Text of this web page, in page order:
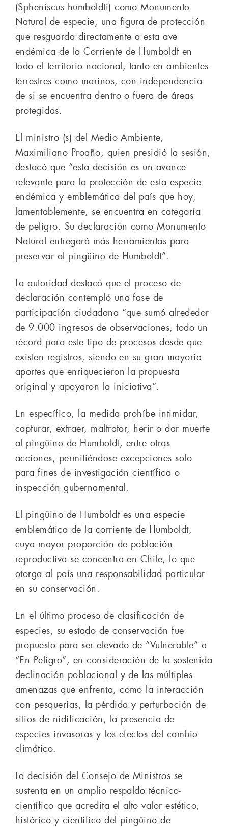
(Spheniscus humboldti) como Monumento
Natural de especie, una figura de protección
que resguarda directamente a esta ave
endémica de la Corriente de Humboldt en
todo el territorio nacional, tanto en ambientes
terrestres como marinos, con independencia
de si se encuentra dentro o fuera de áreas
protegidas.
El ministro (s) del Medio Ambiente,
Maximiliano Proaño, quien presidió la sesión,
destacó que “esta decisión es un avance
relevante para la protección de esta especie
endémica y emblemática del país que hoy,
lamentablemente, se encuentra en categoría
de peligro. Su declaración como Monumento
Natural entregará más herramientas para
preservar al pingüino de Humboldt”.
La autoridad destacó que el proceso de
declaración contempló una fase de
participación ciudadana “que sumó alrededor
de 9.000 ingresos de observaciones, todo un
récord para este tipo de procesos desde que
existen registros, siendo en su gran mayoría
aportes que enriquecieron la propuesta
original y apoyaron la iniciativa”.
En específico, la medida prohíbe intimidar,
capturar, extraer, maltratar, herir o dar muerte
al pingüino de Humboldt, entre otras
acciones, permitiéndose excepciones solo
para fines de investigación científica o
inspección gubernamental.
El pingüino de Humboldt es una especie
emblemática de la corriente de Humboldt,
cuya mayor proporción de población
reproductiva se concentra en Chile, lo que
otorga al país una responsabilidad particular
en su conservación.
En el último proceso de clasificación de
especies, su estado de conservación fue
propuesto para ser elevado de “Vulnerable” a
“En Peligro”, en consideración de la sostenida
declinación poblacional y de las múltiples
amenazas que enfrenta, como la interacción
con pesquerías, la pérdida y perturbación de
sitios de nidificación, la presencia de
especies invasoras y los efectos del cambio
climático.
La decisión del Consejo de Ministros se
sustenta en un amplio respaldo técnico-
científico que acredita el alto valor estético,
histórico y científico del pingüino de